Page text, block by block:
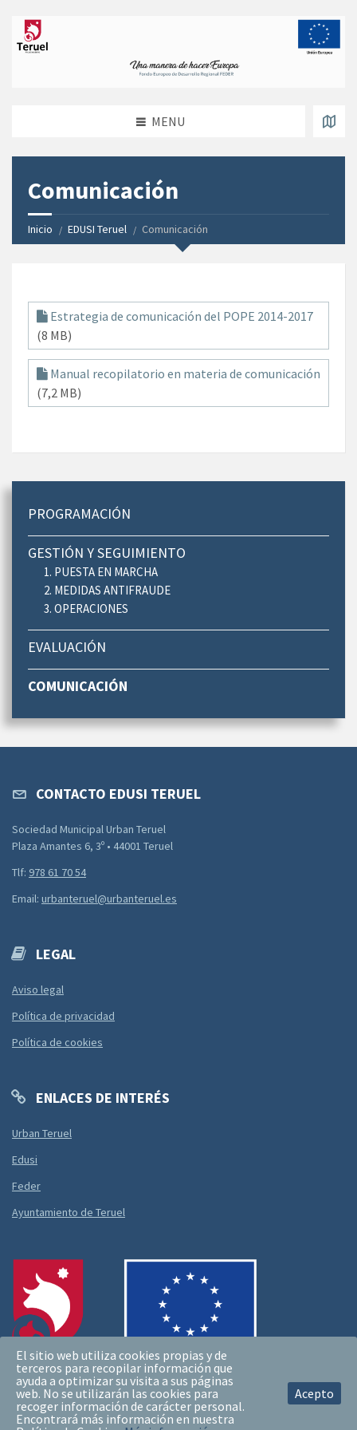
MENU
Comunicación
Inicio EDUSI Teruel Comunicación
Estrategia de comunicación del POPE 2014-2017
(8 MB)
Manual recopilatorio en materia de comunicación
(7,2 MB)
PROGRAMACIÓN
GESTIÓN Y SEGUIMIENTO
1. PUESTA EN MARCHA
2. MEDIDAS ANTIFRAUDE
3. OPERACIONES
EVALUACIÓN
COMUNICACIÓN
CONTACTO EDUSI TERUEL
Sociedad Municipal Urban Teruel
Plaza Amantes 6, 3º • 44001 Teruel
Tlf: 978 61 70 54
Email: urbanteruel@urbanteruel.es
LEGAL
Aviso legal
Política de privacidad
Política de cookies
ENLACES DE INTERÉS
Urban Teruel
Edusi
Feder
Ayuntamiento de Teruel
El sitio web utiliza cookies propias y de
terceros para recopilar información que
ayuda a optimizar su visita a sus páginas
web. No se utilizarán las cookies para
recoger información de carácter personal.
Encontrará más información en nuestra
Acepto